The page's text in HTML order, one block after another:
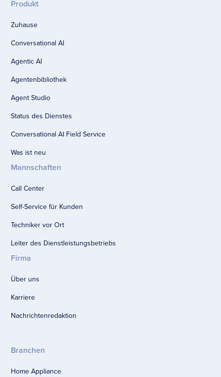
Produkt
Zuhause
Conversational AI
Agentic AI
Agentenbibliothek
Agent Studio
Status des Dienstes
Conversational AI Field Service
Was ist neu
Mannschaften
Call Center
Self-Service für Kunden
Techniker vor Ort
Leiter des Dienstleistungsbetriebs
Firma
Über uns
Karriere
Nachrichtenredaktion
Branchen
Home Appliance